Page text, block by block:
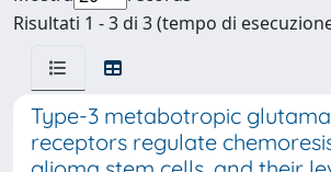
Risultati 1 - 3 di 3 (tempo di
Type-3 metabotropic
receptors regulate